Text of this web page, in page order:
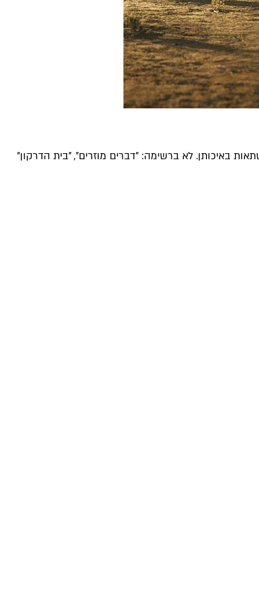
באיכותן. לא ברשימה: "דברים מוזרים", "בית הדרקון"